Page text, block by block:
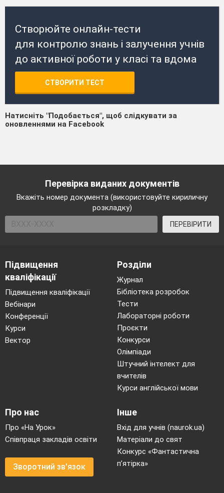
Створюйте онлайн-тести
для контролю знань і залучення учнів
до активної роботи у класі та вдома
СТВОРИТИ ТЕСТ
Натисніть "Подобається", щоб слідкувати за
оновленнями на Facebook
Перевірка виданих документів
Вкажіть номер документа (використовуйте кириличну
розкладку)
ПЕРЕВІРИТИ
Підвищення
кваліфікації
Підвищення кваліфікації
Вебінари
Конференції
Курси
Вектор
Розділи
Журнал
Бібліотека розробок
Тести
Лабораторні роботи
Проєкти
Конкурси
Олімпіади
Штучний інтелект для
вчителів
Курси англійської мови
Про нас
Про «На Урок»
Співпраця закладів освіти
Зворотний зв'язок
Інше
Вхід для учнів (naurok.ua)
Матеріали до свят
Конкурс «Фантастична
п’ятірка»